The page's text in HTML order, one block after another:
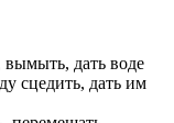
вымыть, дать воде
сцедить, дать им